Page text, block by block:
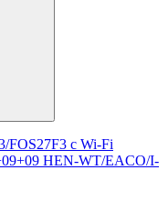
FOS27F3 с Wi-Fi
HEN-WT/EACO/I-